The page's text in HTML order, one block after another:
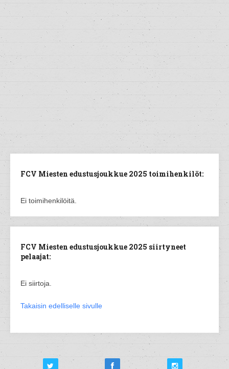
FCV Miesten edustusjoukkue 2025 toimihenkilöt:
Ei toimihenkilöitä.
FCV Miesten edustusjoukkue 2025 siirtyneet
pelaajat:
Ei siirtoja.
Takaisin edelliselle sivulle